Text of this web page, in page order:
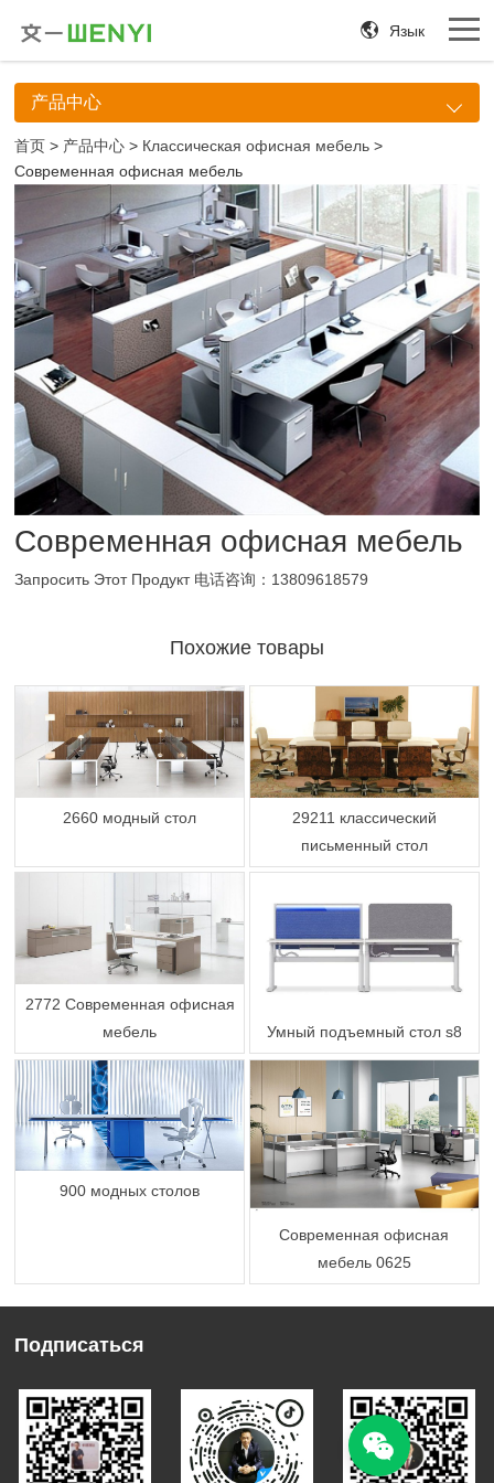
Язык
产品中心
首页 > 产品中心 > Классическая офисная мебель >
Современная офисная мебель
Современная офисная мебель
Запросить Этот Продукт 电话咨询：13809618579
Похожие товары
2660 модный стол
29211 классический
письменный стол
2772 Современная офисная
мебель
Умный подъемный стол s8
900 модных столов
Современная офисная
мебель 0625
Подписаться